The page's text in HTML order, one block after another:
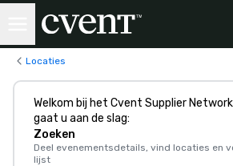
Locaties
Welkom bij het Cvent Supplier Network
gaat u aan de slag:
Zoeken
Deel evenementsdetails, vind locaties en
lijst